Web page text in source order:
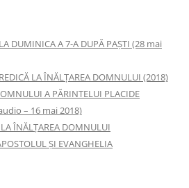
DUMINICA A 7-A DUPĂ PAȘTI (28 mai
LA ÎNĂLŢAREA DOMNULUI (2018)
A PĂRINTELUI PLACIDE
– 16 mai 2018)
ÎNĂLŢAREA DOMNULUI
ȘI EVANGHELIA